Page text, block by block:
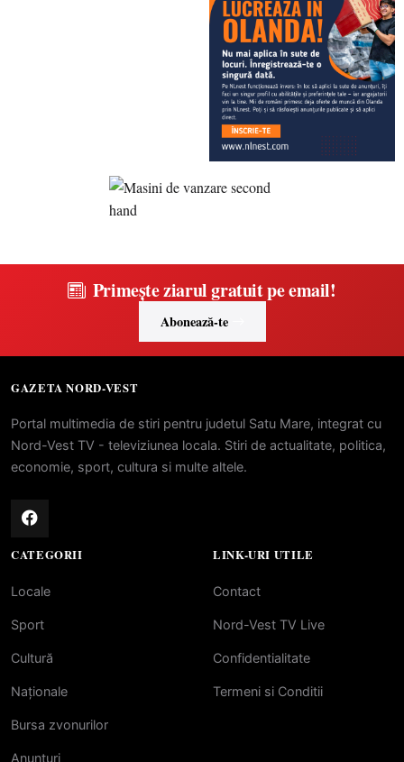
Primește ziarul gratuit pe email!
Abonează-te
GAZETA NORD-VEST
Portal multimedia de stiri pentru judetul Satu Mare, integrat cu
Nord-Vest TV - televiziunea locala. Stiri de actualitate, politica,
economie, sport, cultura si multe altele.
CATEGORII
Locale
Sport
Cultură
Naționale
Bursa zvonurilor
Anunțuri
LINK-URI UTILE
Contact
Nord-Vest TV Live
Confidentialitate
Termeni si Conditii